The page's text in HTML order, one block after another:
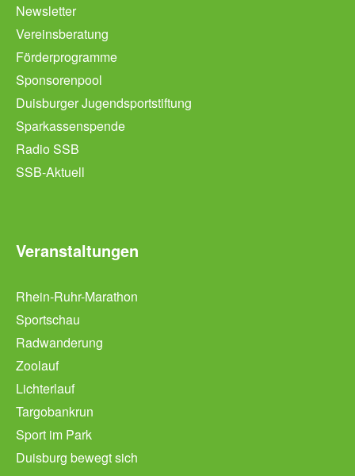
Newsletter
Vereinsberatung
Förderprogramme
Sponsorenpool
Duisburger Jugendsportstiftung
Sparkassenspende
Radio SSB
SSB-Aktuell
Veranstaltungen
Rhein-Ruhr-Marathon
Sportschau
Radwanderung
Zoolauf
Lichterlauf
Targobankrun
Sport im Park
Duisburg bewegt sich